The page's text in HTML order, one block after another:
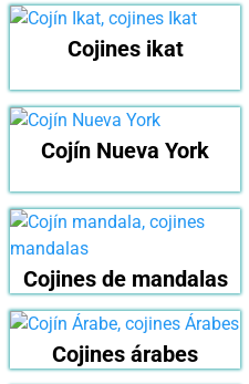
Cojines ikat
Cojín Nueva York
Cojines de mandalas
Cojines árabes